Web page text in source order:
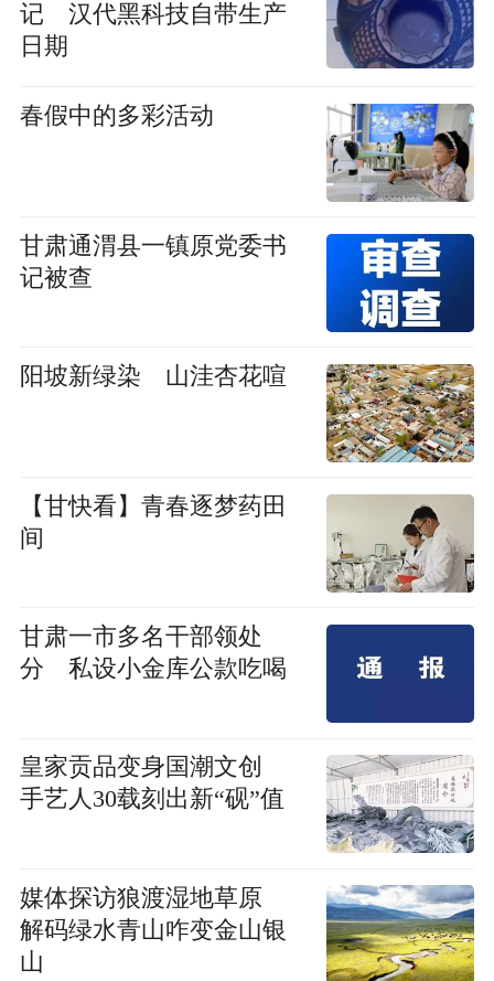
记 汉代黑科技自带生产
日期
春假中的多彩活动
甘肃通渭县一镇原党委书
记被查
阳坡新绿染 山洼杏花喧
【甘快看】青春逐梦药田
间
甘肃一市多名干部领处
分 私设小金库公款吃喝
皇家贡品变身国潮文创
手艺人30载刻出新“砚”值
媒体探访狼渡湿地草原
解码绿水青山咋变金山银
山